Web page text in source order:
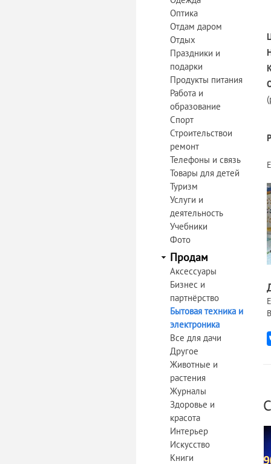
Оптика
Отдам даром
Отдых
Праздники и
подарки
Продукты питания
Работа и
образование
Спорт
Строительствои
ремонт
Телефоны и связь
Товары для детей
Туризм
Услуги и
деятельность
Учебники
Фото
Продам
Аксессуары
Бизнес и
партнёрство
Бытовая техника и
электроника
Все для дачи
Другое
Животные и
растения
Журналы
Здоровье и
красота
Интерьер
Искусство
Книги